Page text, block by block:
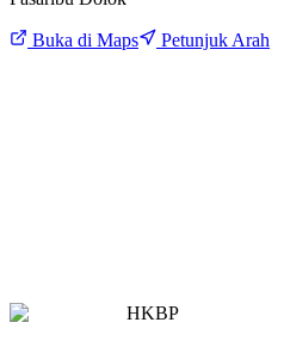
Buka di Maps Petunjuk Arah
HKBP